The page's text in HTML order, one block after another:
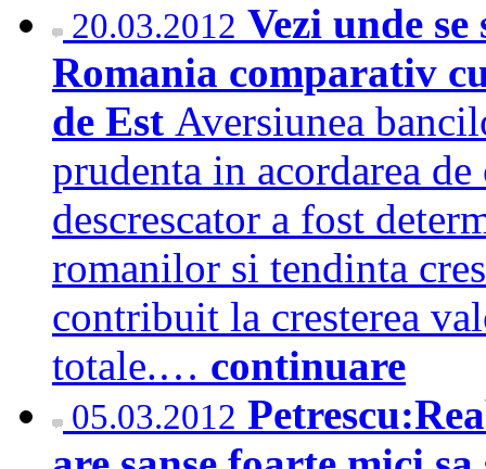
20.03.2012 Vezi unde
Romania comparativ
de Est Aversiunea
prudenta in acordarea
descrescator a fost
romanilor si tendinta
contribuit la cresterea
totale.… continuare
05.03.2012